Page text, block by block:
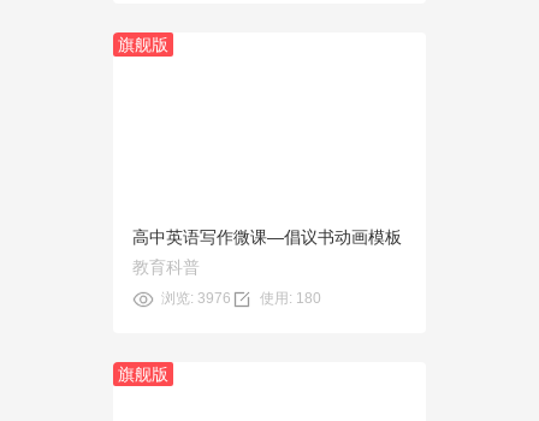
旗舰版
高中英语写作微课—倡议书动画模板
教育科普
浏览: 3976 使用: 180
旗舰版